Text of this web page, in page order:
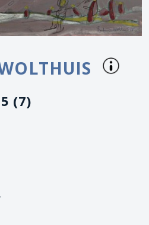
(7)